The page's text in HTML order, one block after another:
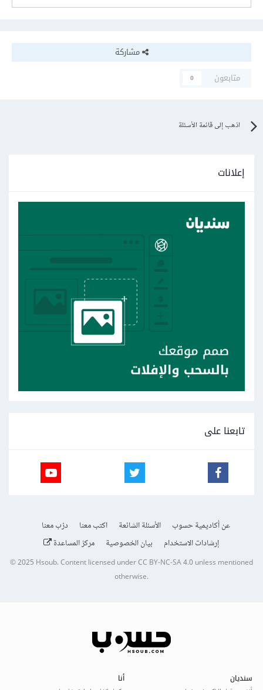
مشاركة
متابعون
0
اذهب إلى قائمة الأسئلة
إعلانات
تابعنا على
عن أكاديمية حسوب الأسئلة الشائعة اكتب معنا
درّب معنا
إرشادات الاستخدام
بيان الخصوصية مركز المساعدة
© 2025Hsoub.Content licensed underCC BY-NC-SA 4.0unless mentioned
otherwise.